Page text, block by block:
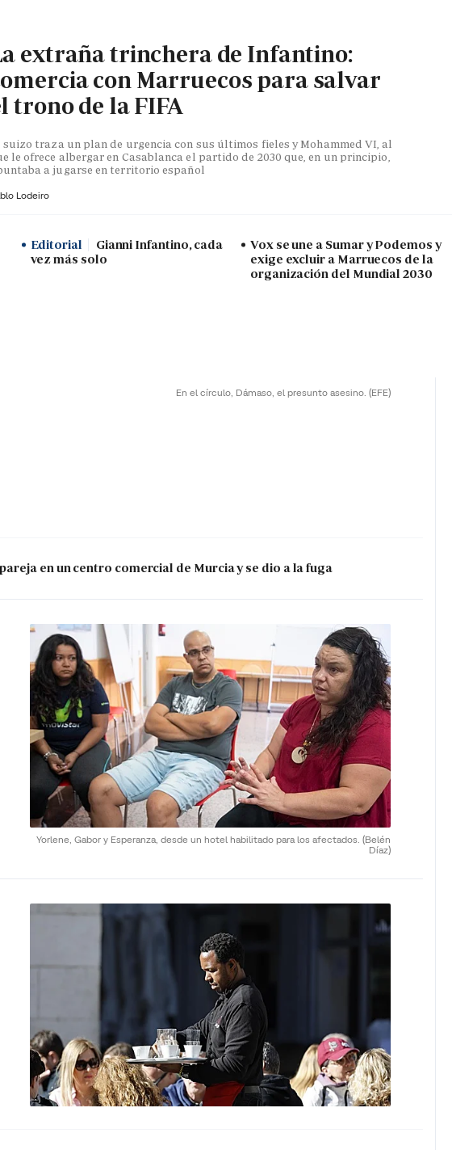
extraña trinchera de Infantino:
con Marruecos para salvar
trono de la FIFA
suizo traza un plan de urgencia con sus últimos fieles y Mohammed VI, al
le ofrece albergar en Casablanca el partido de 2030 que, en un principio,
a jugarse en territorio español
Lodeiro
Editorial
Gianni Infantino, cada
vez más solo
Vox se une a Sumar y Podemos y
exige excluir a Marruecos de la
organización del Mundial 2030
En el círculo, Dámaso, el presunto asesino. (EFE)
en un centro comercial de Murcia y se dio a la fuga
Yorlene, Gabor y Esperanza, desde un hotel habilitado para los afectados. (Belén
Díaz)